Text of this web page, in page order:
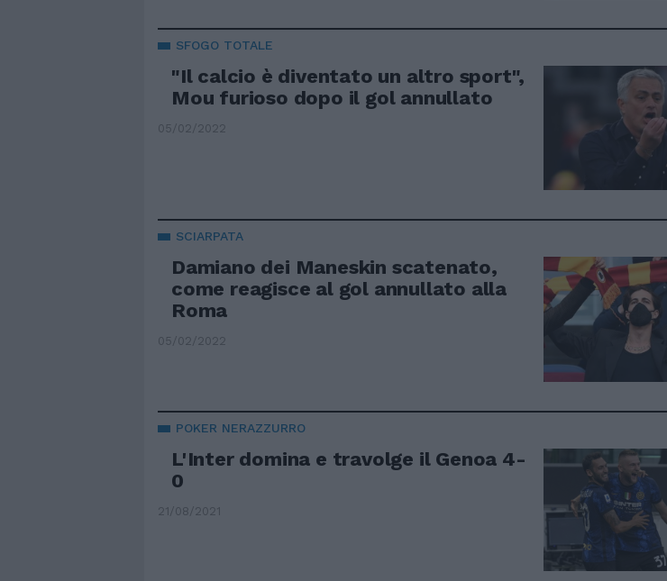
SFOGO TOTALE
"Il calcio è diventato un altro sport",
Mou furioso dopo il gol annullato
05/02/2022
SCIARPATA
Damiano dei Maneskin scatenato,
come reagisce al gol annullato alla
Roma
05/02/2022
POKER NERAZZURRO
L'Inter domina e travolge il Genoa 4-
0
21/08/2021